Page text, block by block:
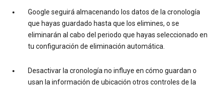
Google seguirá almacenando los datos de la cronología
que hayas guardado hasta que los elimines, o se
eliminarán al cabo del periodo que hayas seleccionado en
tu configuración de eliminación automática.
Desactivar la cronología no influye en cómo guardan o
usan la información de ubicación otros controles de la